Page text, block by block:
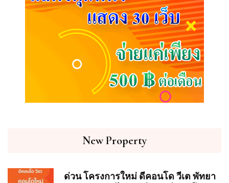
New Property
ด่วน โครงการใหม่ ดีคอนโด วีเต พัทยา